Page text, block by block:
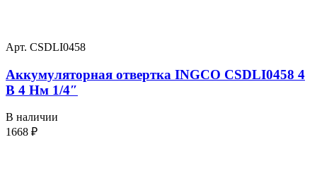
Арт. CSDLI0458
Аккумуляторная отвертка INGCO CSDLI0458 4
В 4 Нм 1/4″
В наличии
1668 ₽